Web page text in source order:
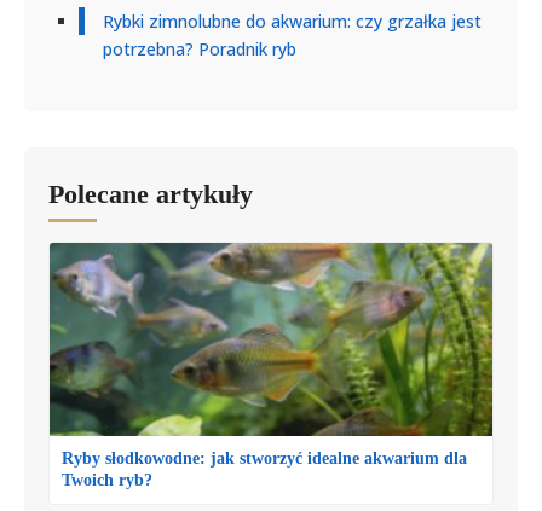
Rybki zimnolubne do akwarium: czy grzałka jest
potrzebna? Poradnik ryb
Polecane artykuły
Ryby słodkowodne: jak stworzyć idealne akwarium dla
Twoich ryb?